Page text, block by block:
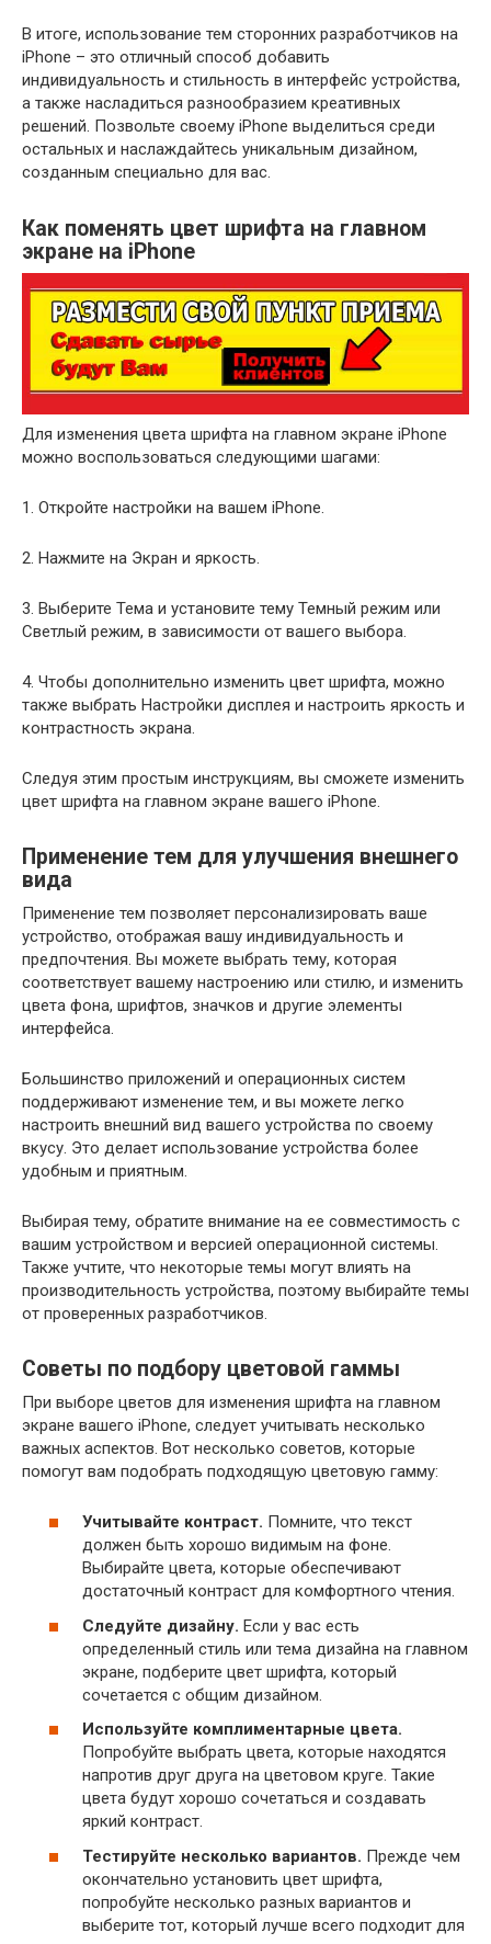
В итоге, использование тем сторонних разработчиков на
iPhone – это отличный способ добавить
индивидуальность и стильность в интерфейс устройства,
а также насладиться разнообразием креативных
решений. Позвольте своему iPhone выделиться среди
остальных и наслаждайтесь уникальным дизайном,
созданным специально для вас.
Как поменять цвет шрифта на главном
экране на iPhone
Для изменения цвета шрифта на главном экране iPhone
можно воспользоваться следующими шагами:
1. Откройте настройки на вашем iPhone.
2. Нажмите на Экран и яркость.
3. Выберите Тема и установите тему Темный режим или
Светлый режим, в зависимости от вашего выбора.
4. Чтобы дополнительно изменить цвет шрифта, можно
также выбрать Настройки дисплея и настроить яркость и
контрастность экрана.
Следуя этим простым инструкциям, вы сможете изменить
цвет шрифта на главном экране вашего iPhone.
Применение тем для улучшения внешнего
вида
Применение тем позволяет персонализировать ваше
устройство, отображая вашу индивидуальность и
предпочтения. Вы можете выбрать тему, которая
соответствует вашему настроению или стилю, и изменить
цвета фона, шрифтов, значков и другие элементы
интерфейса.
Большинство приложений и операционных систем
поддерживают изменение тем, и вы можете легко
настроить внешний вид вашего устройства по своему
вкусу. Это делает использование устройства более
удобным и приятным.
Выбирая тему, обратите внимание на ее совместимость с
вашим устройством и версией операционной системы.
Также учтите, что некоторые темы могут влиять на
производительность устройства, поэтому выбирайте темы
от проверенных разработчиков.
Советы по подбору цветовой гаммы
При выборе цветов для изменения шрифта на главном
экране вашего iPhone, следует учитывать несколько
важных аспектов. Вот несколько советов, которые
помогут вам подобрать подходящую цветовую гамму:
Учитывайте контраст. Помните, что текст
должен быть хорошо видимым на фоне.
Выбирайте цвета, которые обеспечивают
достаточный контраст для комфортного чтения.
Следуйте дизайну. Если у вас есть
определенный стиль или тема дизайна на главном
экране, подберите цвет шрифта, который
сочетается с общим дизайном.
Используйте комплиментарные цвета.
Попробуйте выбрать цвета, которые находятся
напротив друг друга на цветовом круге. Такие
цвета будут хорошо сочетаться и создавать
яркий контраст.
Тестируйте несколько вариантов. Прежде чем
окончательно установить цвет шрифта,
попробуйте несколько разных вариантов и
выберите тот, который лучше всего подходит для